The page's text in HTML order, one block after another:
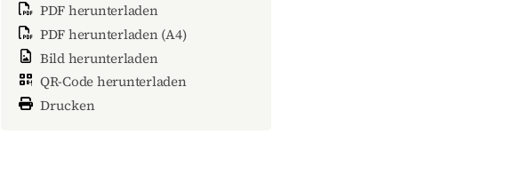
PDF herunterladen
PDF herunterladen (A4)
Bild herunterladen
QR-Code herunterladen
Drucken